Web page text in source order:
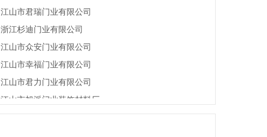
浙江杉迪门业有限公司
江山市众安门业有限公司
江山市幸福门业有限公司
江山市君力门业有限公司
江山市旭派门业装饰材料厂
江山市新典门业有限公司